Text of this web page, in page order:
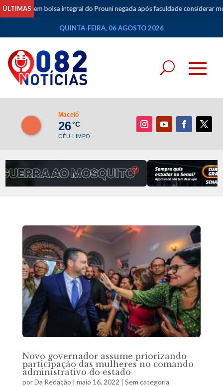
ÚLTIMAStem bolsa integral do Prouni negada após faculdade considerar
QUINTA-FEIRA, 06 AGOSTO 2026
Maceió
26°C
CÉU LIMPO
Novo governador assume priorizando
participação das mulheres no comando
administrativo do estado
porDa Redação | maio 16, 2022 | Sem categoria